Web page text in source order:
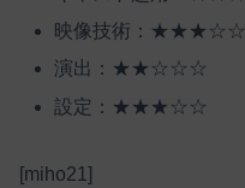
映像技術：★★★☆☆
演出：★★☆☆☆
設定：★★★☆☆
[miho21]